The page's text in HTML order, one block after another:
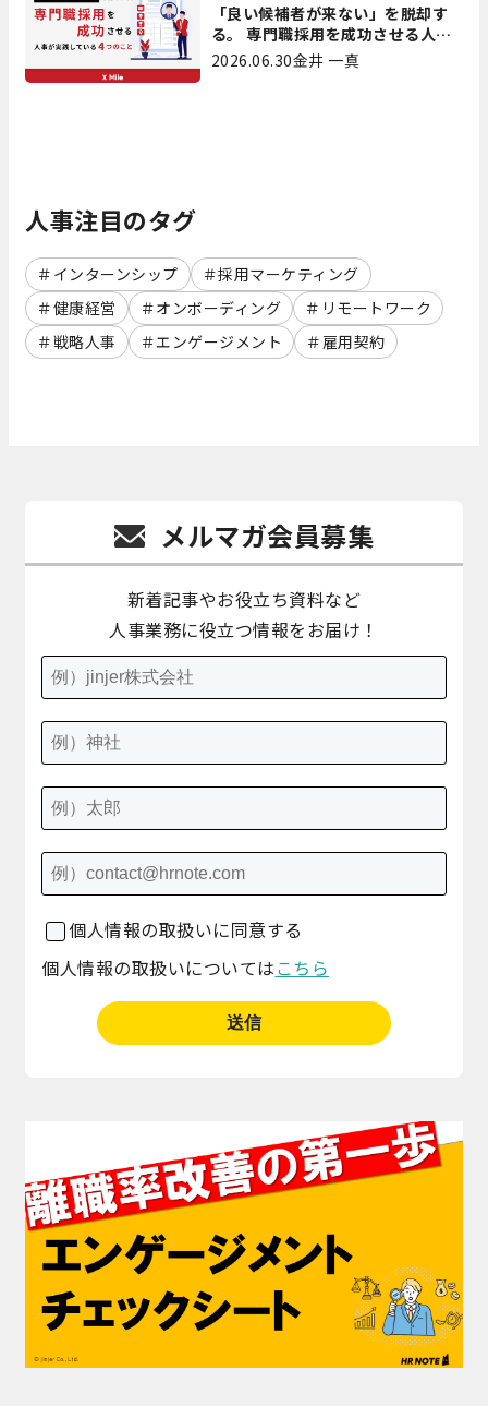
「良い候補者が来ない」を脱却す
る。 専門職採用を成功させる人事
が実践している4つのこと
2026.06.30金井 一真
人事注目のタグ
インターンシップ
採用マーケティング
健康経営
オンボーディング
リモートワーク
戦略人事
エンゲージメント 雇用契約
メルマガ会員募集
新着記事やお役立ち資料など
人事業務に役立つ情報をお届け！
個人情報の取扱いに同意する
個人情報の取扱いについては こちら